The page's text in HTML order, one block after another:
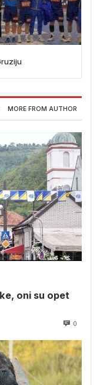
MORE FROM AUTHOR
oni su opet
0